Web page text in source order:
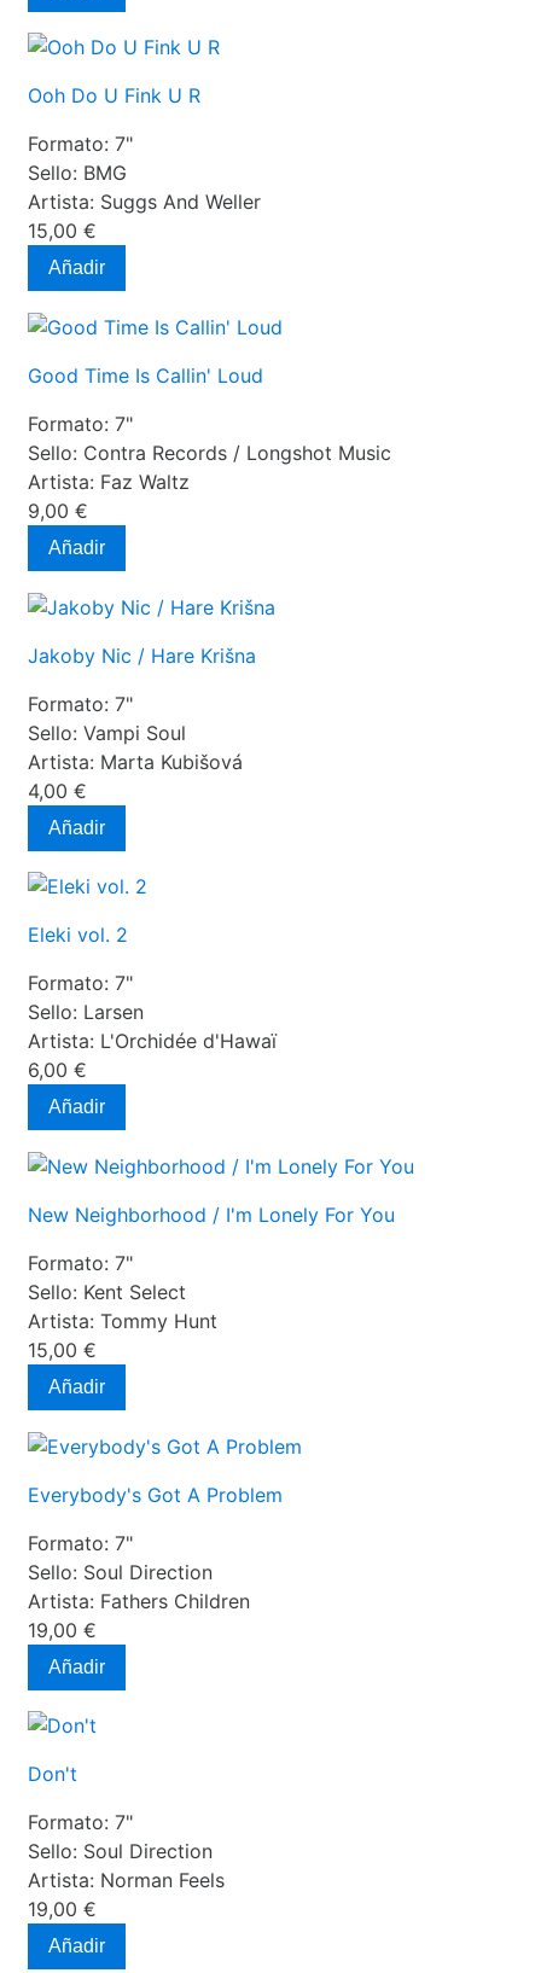
Ooh Do U Fink U R
Formato: 7"
Sello: BMG
Artista: Suggs And Weller
15,00 €
Añadir
Good Time Is Callin' Loud
Formato: 7"
Sello: Contra Records / Longshot Music
Artista: Faz Waltz
9,00 €
Añadir
Jakoby Nic / Hare Krišna
Formato: 7"
Sello: Vampi Soul
Artista: Marta Kubišová
4,00 €
Añadir
Eleki vol. 2
Formato: 7"
Sello: Larsen
Artista: L'Orchidée d'Hawaï
6,00 €
Añadir
New Neighborhood / I'm Lonely For You
Formato: 7"
Sello: Kent Select
Artista: Tommy Hunt
15,00 €
Añadir
Everybody's Got A Problem
Formato: 7"
Sello: Soul Direction
Artista: Fathers Children
19,00 €
Añadir
Don't
Formato: 7"
Sello: Soul Direction
Artista: Norman Feels
19,00 €
Añadir